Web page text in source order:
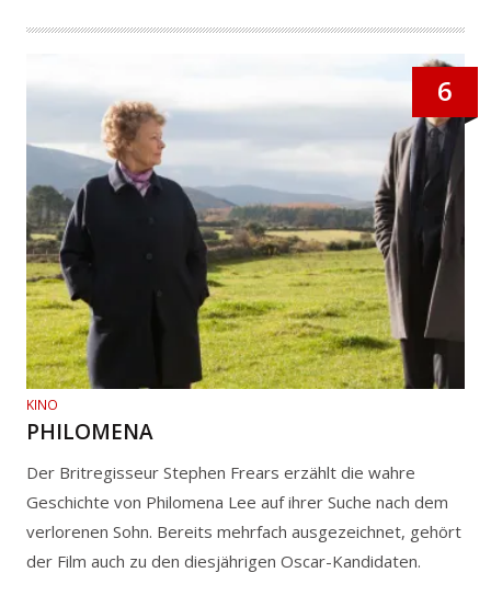
6
KINO
PHILOMENA
Der Britregisseur Stephen Frears erzählt die wahre
Geschichte von Philomena Lee auf ihrer Suche nach dem
verlorenen Sohn. Bereits mehrfach ausgezeichnet, gehört
der Film auch zu den diesjährigen Oscar-Kandidaten.